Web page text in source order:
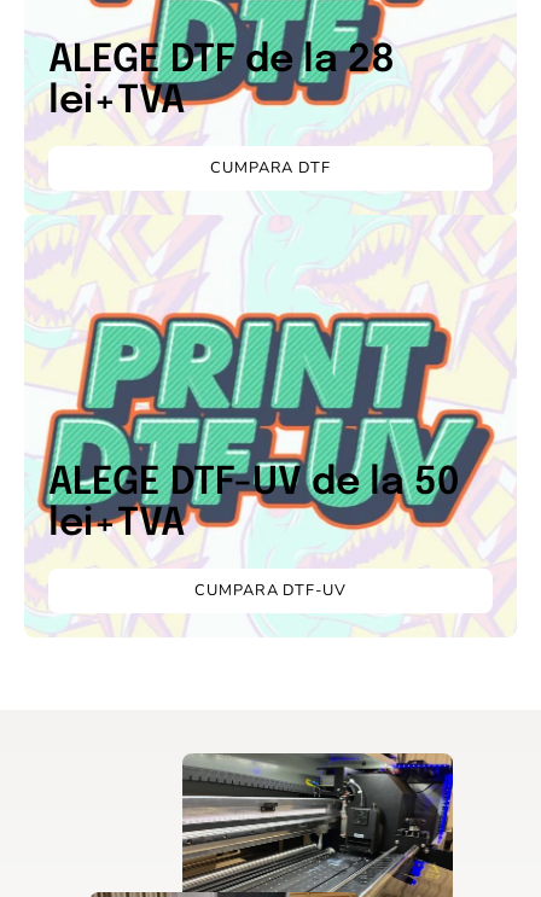
ALEGE DTF de la 28
lei+TVA
CUMPARA DTF
ALEGE DTF-UV de la 50
lei+TVA
CUMPARA DTF-UV